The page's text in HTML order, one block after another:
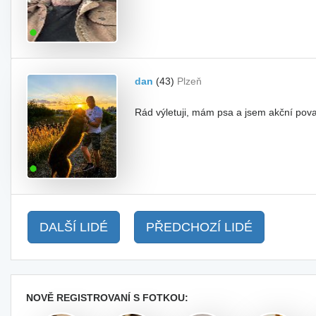
dan (43) Plzeň
Rád výletuji, mám psa a jsem akční
DALŠÍ LIDÉ PŘEDCHOZÍ LIDÉ
NOVĚ REGISTROVANÍ S FOTKOU: